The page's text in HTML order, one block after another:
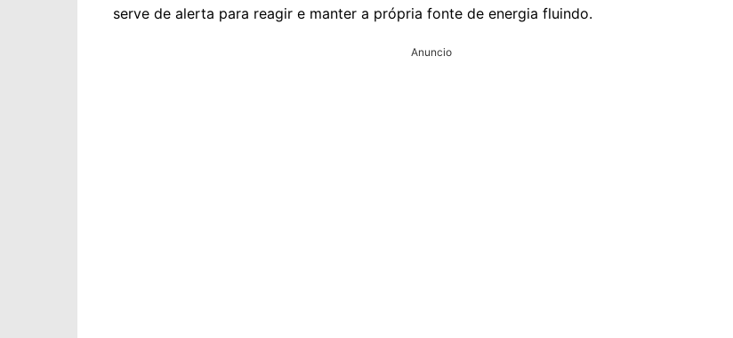
serve de alerta para reagir e manter a própria fonte de energia fluindo.
Anuncio